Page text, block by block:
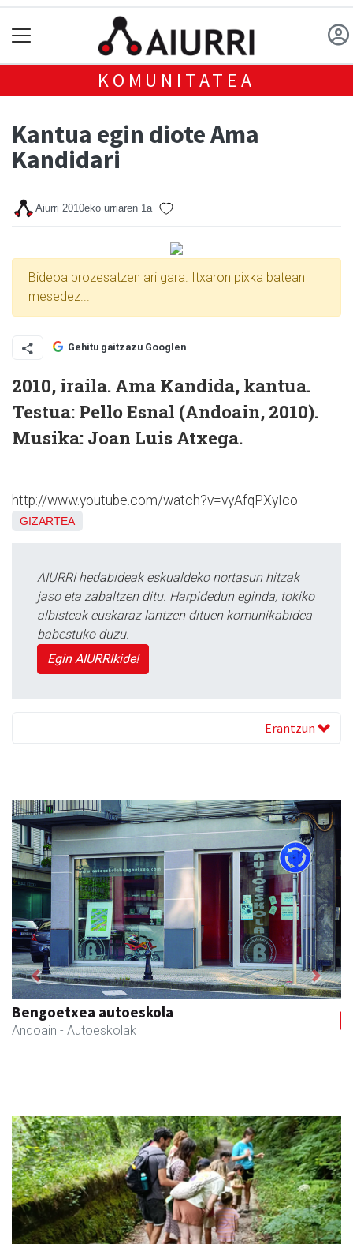
KOMUNITATEA
Kantua egin diote Ama
Kandidari
Aiurri 2010eko urriaren 1a
Bideoa prozesatzen ari gara. Itxaron pixka batean
mesedez...
Gehitu gaitzazu Googlen
2010, iraila. Ama Kandida, kantua.
Testua: Pello Esnal (Andoain, 2010).
Musika: Joan Luis Atxega.
http://www.youtube.com/watch?v=vyAfqPXyIco
GIZARTEA
AIURRI hedabideak eskualdeko nortasun hitzak
jaso eta zabaltzen ditu. Harpidedun eginda, tokiko
albisteak euskaraz lantzen dituen komunikabidea
babestuko duzu.
Egin AIURRIkide!
Erantzun
Bengoetxea autoeskola
Andoain - Autoeskolak
Previous Next